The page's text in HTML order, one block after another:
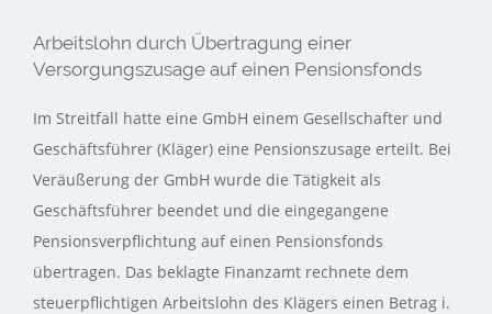
Arbeitslohn durch Übertragung einer
Versorgungszusage auf einen Pensionsfonds
Im Streitfall hatte eine GmbH einem Gesellschafter und
Geschäftsführer (Kläger) eine Pensionszusage erteilt. Bei
Veräußerung der GmbH wurde die Tätigkeit als
Geschäftsführer beendet und die eingegangene
Pensionsverpflichtung auf einen Pensionsfonds
übertragen. Das beklagte Finanzamt rechnete dem
steuerpflichtigen Arbeitslohn des Klägers einen Betrag i.